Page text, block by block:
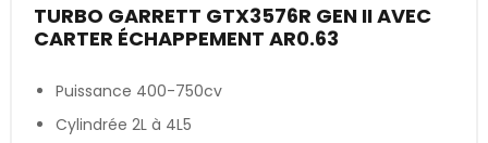
TURBO GARRETT GTX3576R GEN II AVEC
CARTER ÉCHAPPEMENT AR0.63
Puissance 400-750cv
Cylindrée 2L à 4L5